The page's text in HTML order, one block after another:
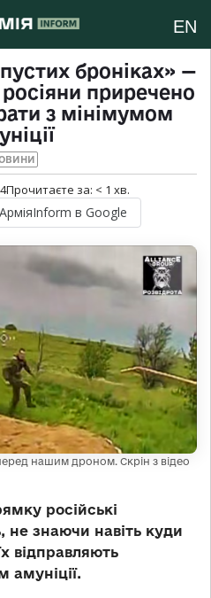
EN
броніках» —
приречено
з мінімумом
Прочитаєте за: < 1 хв.
в Google
нашим дроном. Скрін з відео
російські
знаючи навіть куди
відправляють
амуніції.